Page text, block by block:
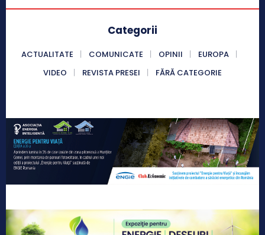
Categorii
ACTUALITATE COMUNICATE OPINII
EUROPA
VIDEO
REVISTA PRESEI FĂRĂ CATEGORIE